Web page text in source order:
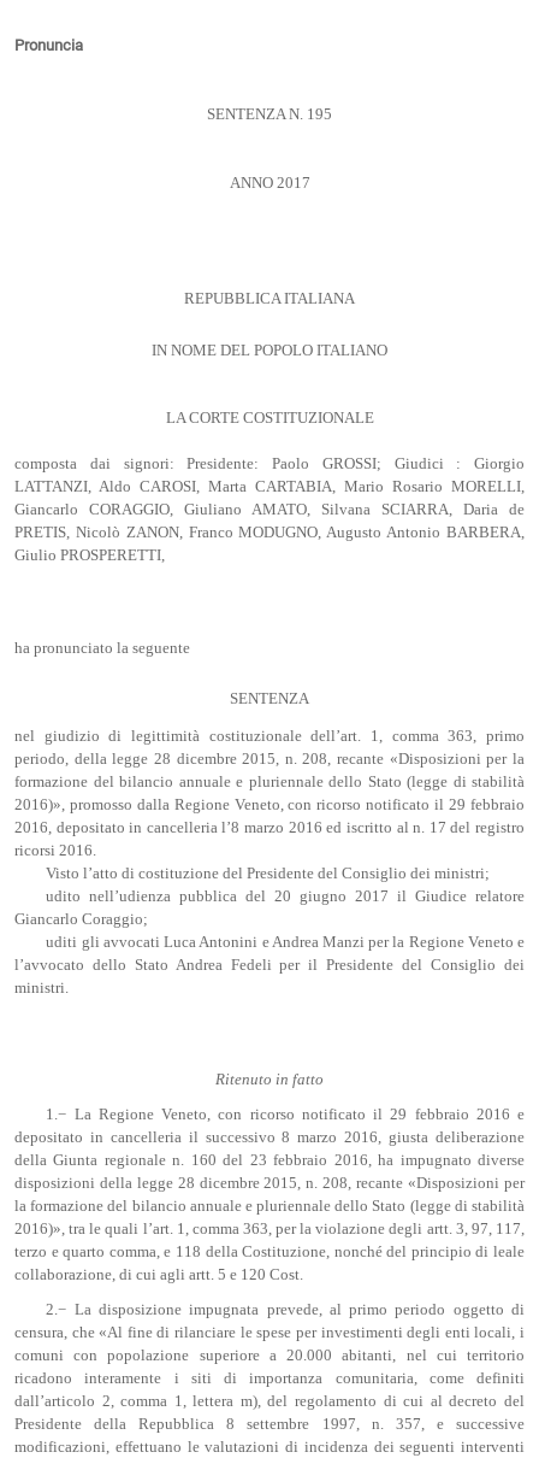
Pronuncia
SENTENZA N. 195
ANNO 2017
REPUBBLICA ITALIANA
IN NOME DEL POPOLO ITALIANO
LA CORTE COSTITUZIONALE
composta dai signori: Presidente: Paolo GROSSI; Giudici : Giorgio
LATTANZI, Aldo CAROSI, Marta CARTABIA, Mario Rosario MORELLI,
Giancarlo CORAGGIO, Giuliano AMATO, Silvana SCIARRA, Daria de
PRETIS, Nicolò ZANON, Franco MODUGNO, Augusto Antonio BARBERA,
Giulio PROSPERETTI,
ha pronunciato la seguente
SENTENZA
nel giudizio di legittimità costituzionale dell’art. 1, comma 363, primo
periodo, della legge 28 dicembre 2015, n. 208, recante «Disposizioni per la
formazione del bilancio annuale e pluriennale dello Stato (legge di stabilità
2016)», promosso dalla Regione Veneto, con ricorso notificato il 29 febbraio
2016, depositato in cancelleria l’8 marzo 2016 ed iscritto al n. 17 del registro
ricorsi 2016.
Visto l’atto di costituzione del Presidente del Consiglio dei ministri;
udito nell’udienza pubblica del 20 giugno 2017 il Giudice relatore
Giancarlo Coraggio;
uditi gli avvocati Luca Antonini e Andrea Manzi per la Regione Veneto e
l’avvocato dello Stato Andrea Fedeli per il Presidente del Consiglio dei
ministri.
Ritenuto in fatto
1.− La Regione Veneto, con ricorso notificato il 29 febbraio 2016 e
depositato in cancelleria il successivo 8 marzo 2016, giusta deliberazione
della Giunta regionale n. 160 del 23 febbraio 2016, ha impugnato diverse
disposizioni della legge 28 dicembre 2015, n. 208, recante «Disposizioni per
la formazione del bilancio annuale e pluriennale dello Stato (legge di stabilità
2016)», tra le quali l’art. 1, comma 363, per la violazione degli artt. 3, 97, 117,
terzo e quarto comma, e 118 della Costituzione, nonché del principio di leale
collaborazione, di cui agli artt. 5 e 120 Cost.
2.− La disposizione impugnata prevede, al primo periodo oggetto di
censura, che «Al fine di rilanciare le spese per investimenti degli enti locali, i
comuni con popolazione superiore a 20.000 abitanti, nel cui territorio
ricadono interamente i siti di importanza comunitaria, come definiti
dall’articolo 2, comma 1, lettera m), del regolamento di cui al decreto del
Presidente della Repubblica 8 settembre 1997, n. 357, e successive
modificazioni, effettuano le valutazioni di incidenza dei seguenti interventi